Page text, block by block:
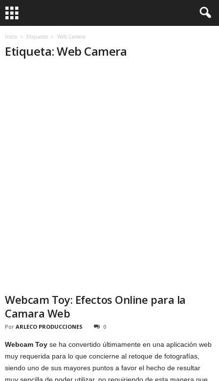
Inicio Etiquetas Web Camera
Etiqueta: Web Camera
Webcam Toy: Efectos Online para la
Camara Web
Por ARLECO PRODUCCIONES 0
Webcam Toy se ha convertido últimamente en una aplicación web
muy requerida para lo que concierne al retoque de fotografías,
siendo uno de sus mayores puntos a favor el hecho de resultar